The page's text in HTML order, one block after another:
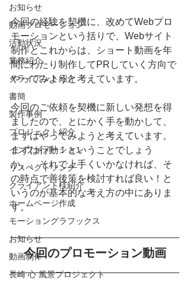
お知らせ
動画プロモーション
活動状況
業務紹介
クライアント紹介
書簡
製作事例
プロジェクト紹介
インフォメーション
リスペクトソング
クライアント様紹介
ホームページ作成
モーショングラフックス
お知らせ
動画制作
長崎 心 風景プロジェクト
今回の経験を契機に、改めてWebプロ
モーションという括りで、Webサイト
制作とこれからは、ショート動画を年
間にわたり制作してPRしていく方向で
やってみようと考えています。
今回のご依頼を契機に新しい発想を得
ましたので、とにかく手を動かして、
まずはやってみようと考えています。
まずは行動！ということでしょう
か。。それで上手くいかなければ、そ
の時点で善後策を検討すれば良い！と
いうのが基本的な考え方の中にありま
す。
今回のプロモーション動画